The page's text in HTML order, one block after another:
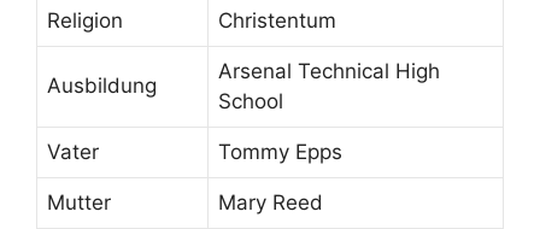
Religion Christentum
Ausbildung
Arsenal Technical High
School
Vater Tommy Epps
Mutter Mary Reed